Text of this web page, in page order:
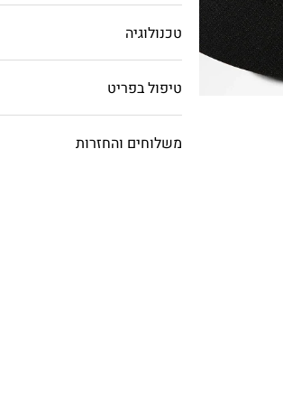
טכנולוגיה
טיפול בפריט
משלוחים והחזרות